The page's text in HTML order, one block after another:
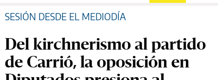
SESIÓN DESDE EL MEDIODÍA
Del kirchnerismo al partido
de Carrió, la oposición en